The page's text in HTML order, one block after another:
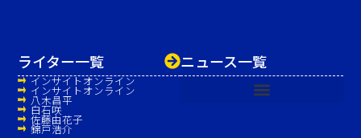
ニュース一覧
ライター一覧
インサイトオンライン
インサイトオンライン
八木昌平
白石咲
佐藤由花子
錦戸浩介